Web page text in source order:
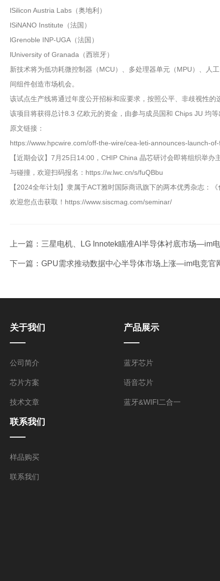
lSilicon Austria Labs（奥地利）
lSiNANO Institute（法国）
lGrenoble INP-UGA（法国）
lUniversity of Granada（西班牙）
新技术将为低功耗微控制器（MCU）、多处理器单元（MPU）、人
间组件创造市场机会。
该试点生产线将通过年度公开招标和应要求，按照公平、非歧视性
该项目将获得总计8.3 亿欧元的资金，由参与成员国和 Chips JU 均
原文链接：
https://www.hpcwire.com/off-the-wire/cea-leti-announces-launch-
【近期会议】7月25日14:00，CHIP China 晶芯研讨会即将组织举
与碰撞，欢迎扫码报名：https://w.lwc.cn/s/fuQBbu
【2024全年计划】隶属于ACT雅时国际商讯旗下的两本优秀杂志：
欢迎您点击获取！https://www.siscmag.com/seminar/
上一篇： 三星电机、LG Innotek瞄准AI半导体衬底市场—im
下一篇： GPU需求推动数据中心半导体市场上涨—im电竞官
关于我们
公司简介
芯片方案
技术文章
产品展示
蓝牙芯片
语音芯片
蓝牙&WIFI二合一
联系我们
样品购买
联系我们